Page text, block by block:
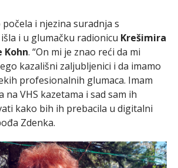
i njezina suradnja s
i u glumačku radionicu Krešimira
Kohn. “On mi je znao reći da mi
kazališni zaljubljenici i da imamo
profesionalnih glumaca. Imam
na VHS kazetama i sad sam ih
kako bih ih prebacila u digitalni
Zdenka.